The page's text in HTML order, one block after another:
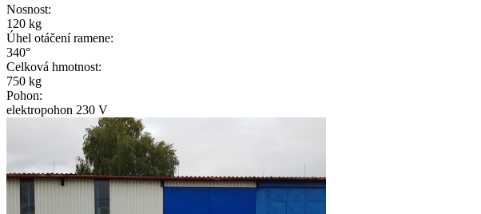
Nosnost:
120 kg
Úhel otáčení ramene:
340°
Celková hmotnost:
750 kg
Pohon:
elektropohon 230 V